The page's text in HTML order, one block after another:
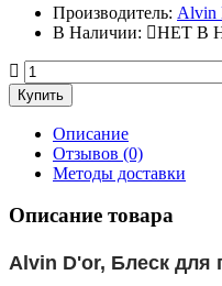
Производитель: Alvin
В Наличии:
НЕТ В
Описание
Отзывов (0)
Методы доставки
Описание товара
Alvin D'or, Блеск для